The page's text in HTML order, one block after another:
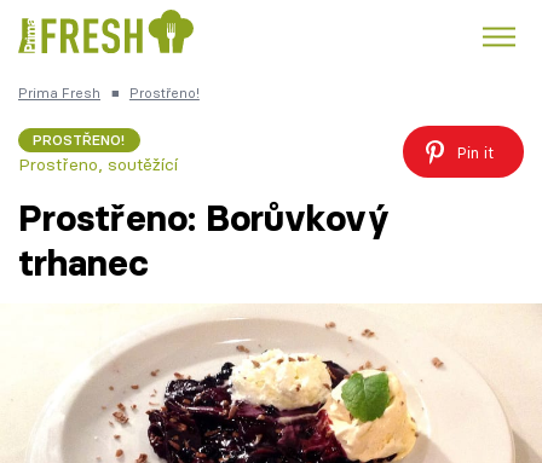
Česká kuchyně
Recepty
Články
Prima Fresh ■ Prostřeno!
PROSTŘENO!
Prostřeno, soutěžící
Pin it
Prostřeno: Borůvkový
trhanec